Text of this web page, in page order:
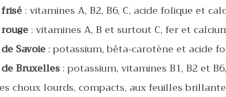
: vitamines A, B2, B6, C, acide folique et
: vitamines A, B et surtout C, fer et
Savoie: potassium, bêta-carotène et acide
Bruxelles: potassium, vitamines B1, B2 et
choux lourds, compacts, aux feuilles